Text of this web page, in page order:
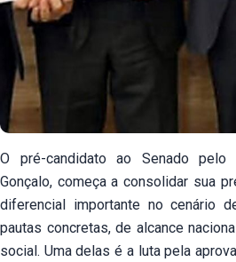
O pré-candidato ao Senado pelo
Gonçalo, começa a consolidar sua
diferencial importante no cenário
pautas concretas, de alcance
social. Uma delas é a luta pela